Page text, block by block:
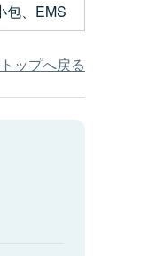
包、EMS
ップへ戻る